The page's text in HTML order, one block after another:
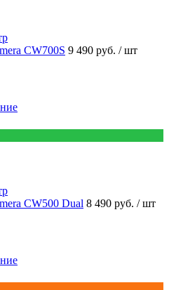
CW700S 9 490 руб. / шт
CW500 Dual 8 490 руб. / шт